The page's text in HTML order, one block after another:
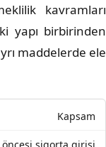
kavramları
yapı birbirinden
maddelerde ele
Kapsam